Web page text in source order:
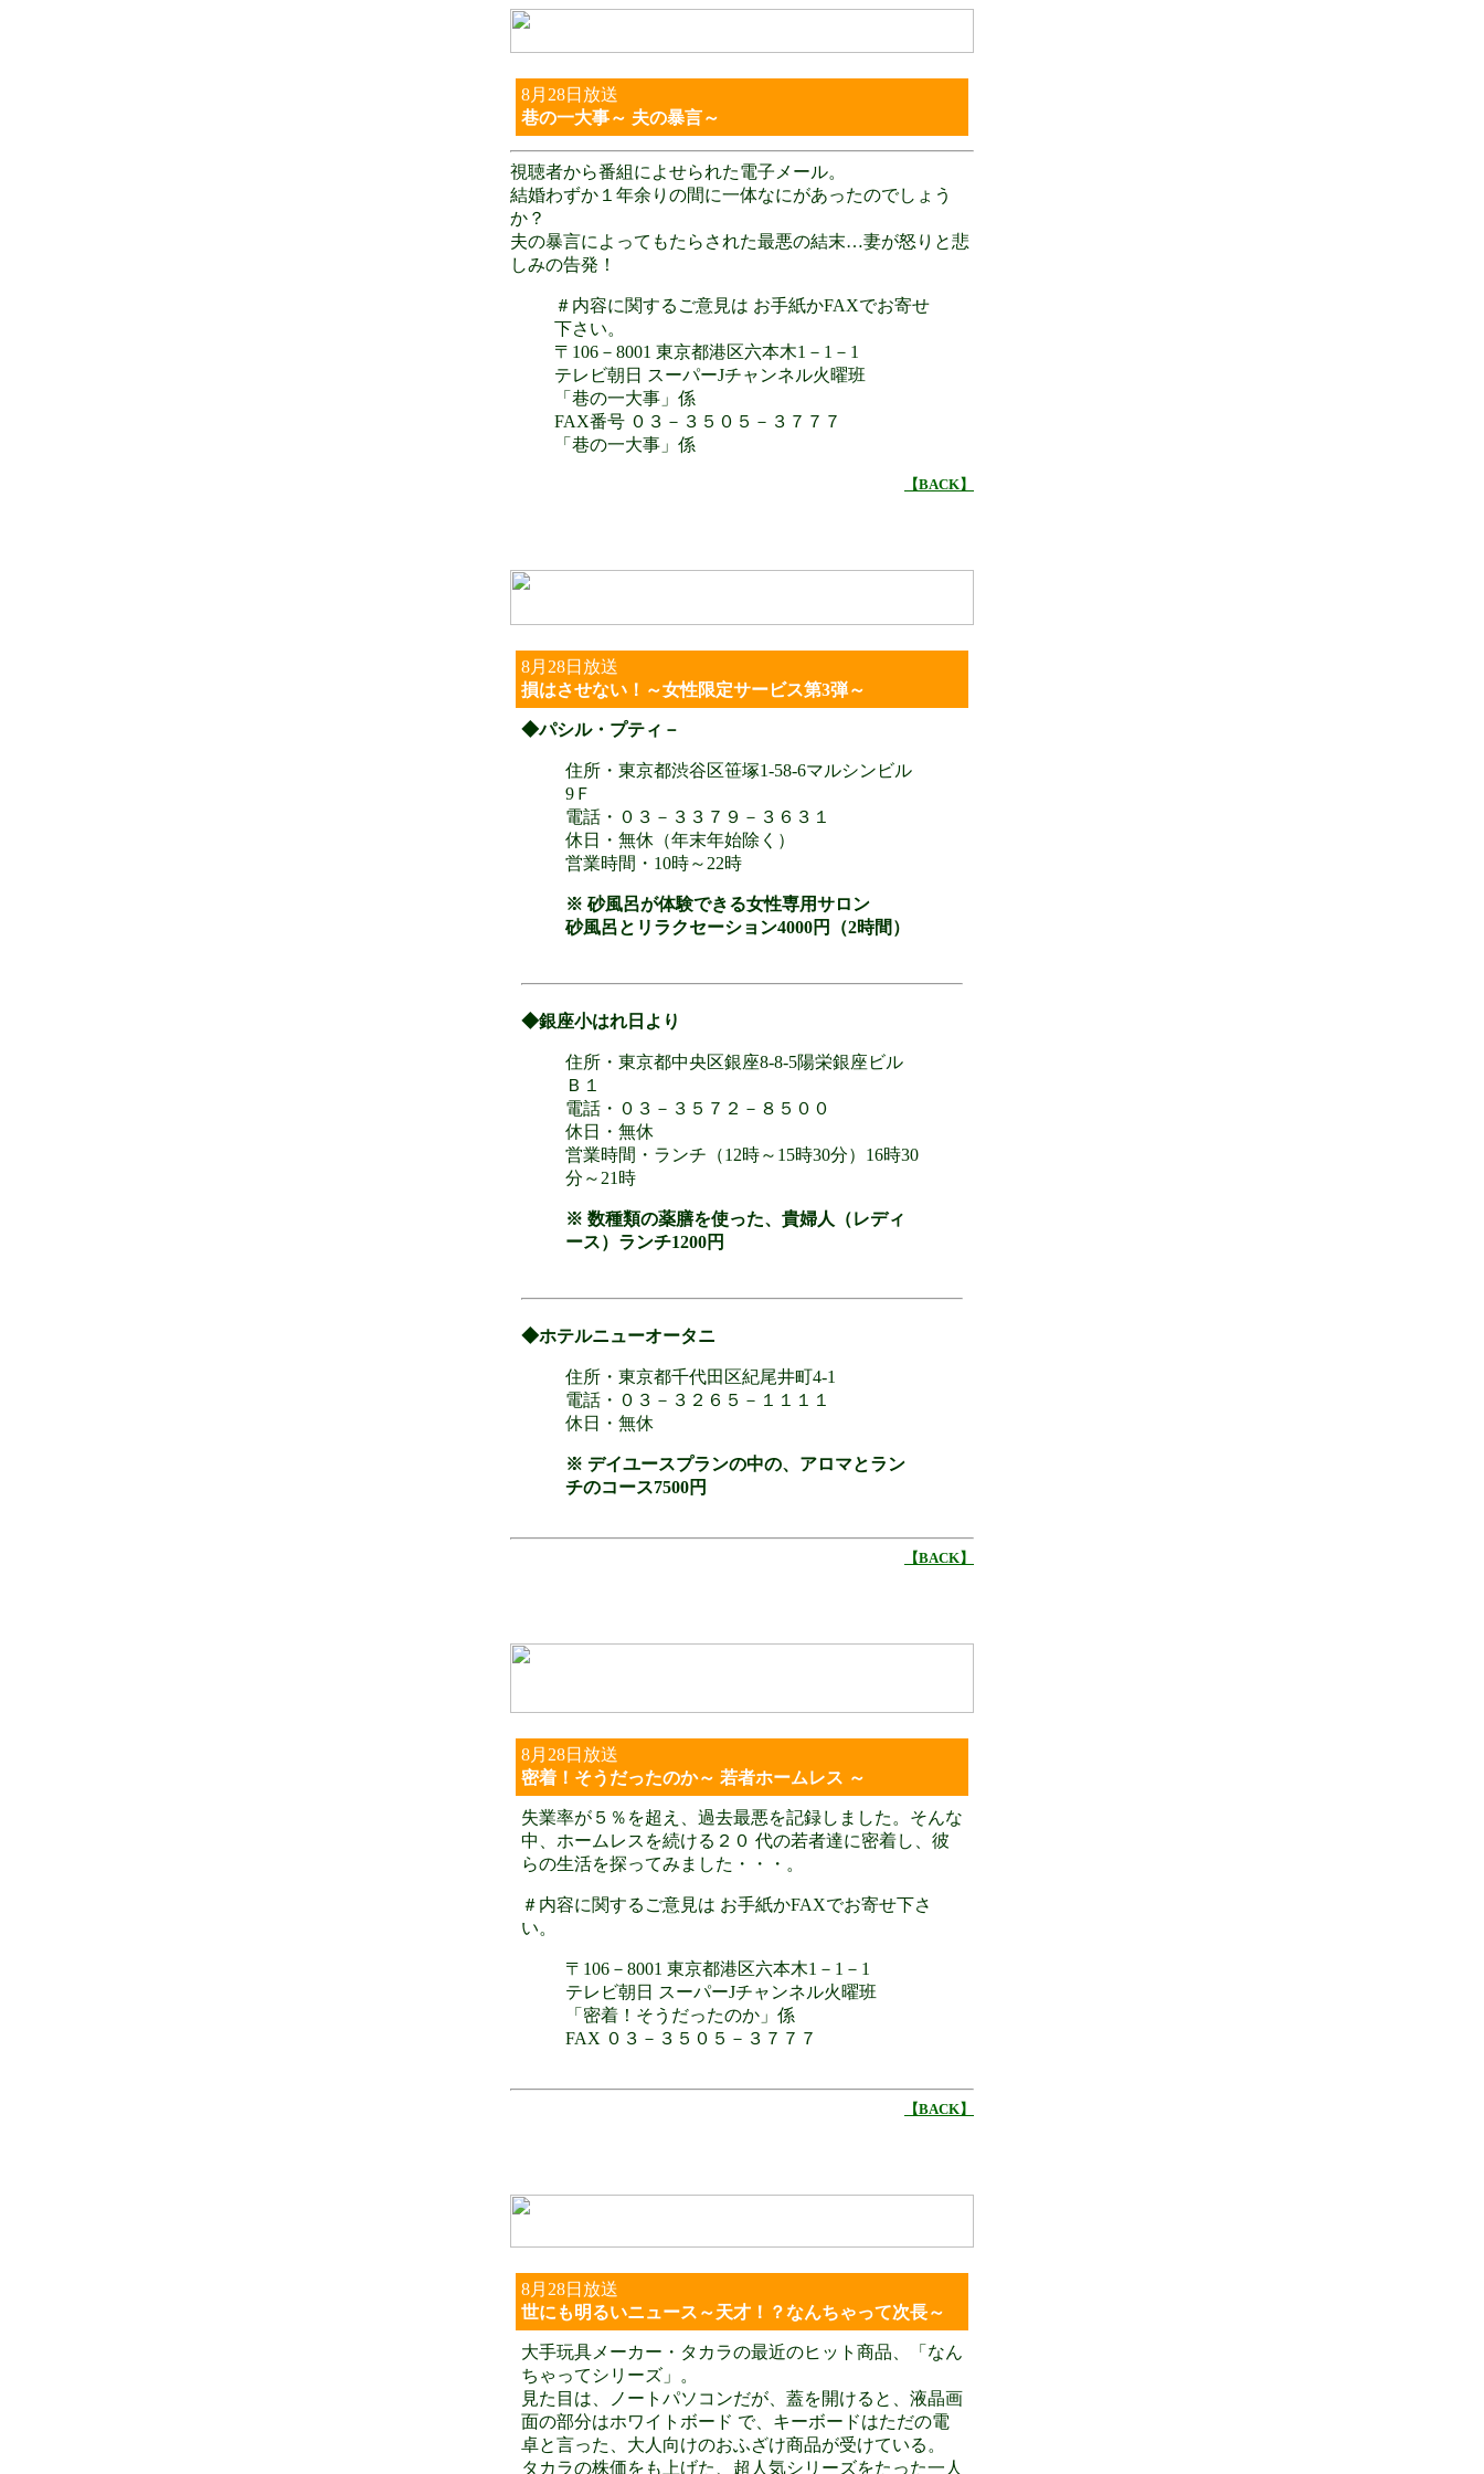
8月28日放送
巷の一大事～ 夫の暴言～
視聴者から番組によせられた電子メール。
結婚わずか１年余りの間に一体なにがあったのでしょう
か？
夫の暴言によってもたらされた最悪の結末…妻が怒りと悲
しみの告発！
＃内容に関するご意見は お手紙かFAXでお寄せ
下さい。
〒106－8001 東京都港区六本木1－1－1
テレビ朝日 スーパーJチャンネル火曜班
「巷の一大事」係
FAX番号 ０３－３５０５－３７７７
「巷の一大事」係
【BACK】
8月28日放送
損はさせない！～女性限定サービス第3弾～
◆パシル・プティ－
住所・東京都渋谷区笹塚1-58-6マルシンビル
9Ｆ
電話・０３－３３７９－３６３１
休日・無休（年末年始除く）
営業時間・10時～22時
※ 砂風呂が体験できる女性専用サロン
砂風呂とリラクセーション4000円（2時間）
◆銀座小はれ日より
住所・東京都中央区銀座8-8-5陽栄銀座ビル
Ｂ１
電話・０３－３５７２－８５００
休日・無休
営業時間・ランチ（12時～15時30分）16時30
分～21時
※ 数種類の薬膳を使った、貴婦人（レディ
ース）ランチ1200円
◆ホテルニューオータニ
住所・東京都千代田区紀尾井町4-1
電話・０３－３２６５－１１１１
休日・無休
※ デイユースプランの中の、アロマとラン
チのコース7500円
【BACK】
8月28日放送
密着！そうだったのか～ 若者ホームレス ～
失業率が５％を超え、過去最悪を記録しました。そんな
中、ホームレスを続ける２０ 代の若者達に密着し、彼
らの生活を探ってみました・・・。
＃内容に関するご意見は お手紙かFAXでお寄せ下さ
い。
〒106－8001 東京都港区六本木1－1－1
テレビ朝日 スーパーJチャンネル火曜班
「密着！そうだったのか」係
FAX ０３－３５０５－３７７７
【BACK】
8月28日放送
世にも明るいニュース～天才！？なんちゃって次長～
大手玩具メーカー・タカラの最近のヒット商品、「なん
ちゃってシリーズ」。
見た目は、ノートパソコンだが、蓋を開けると、液晶画
面の部分はホワイトボード で、キーボードはただの電
卓と言った、大人向けのおふざけ商品が受けている。
タカラの株価をも上げた、超人気シリーズをたった一人